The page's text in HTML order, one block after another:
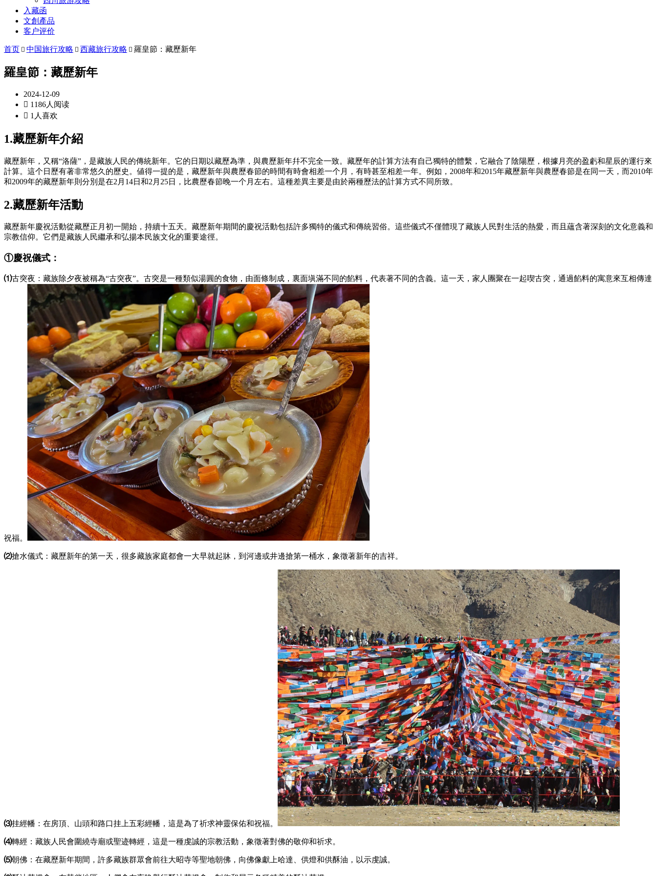
入藏函
文創產品
客户评价
首页  中国旅行攻略  西藏旅行攻略  羅皇節：藏歷新年
羅皇節：藏歷新年
2024-12-09
 1186人阅读
 1人喜欢
1.藏歷新年介紹
藏歷新年，又稱“洛薩”，是藏族人民的傳統新年。它的日期以藏歷為準，與農歷新年幷不完全一致。藏歷年的計算方法有自己獨特的體繫，它融合了陰陽歷，根據月亮的盈虧和星辰的運行來
計算。這个日歷有著非常悠久的歷史。値得一提的是，藏歷新年與農歷春節的時間有時會相差一个月，有時甚至相差一年。例如，2008年和2015年藏歷新年與農歷春節是在同一天，而2010年
和2009年的藏歷新年則分別是在2月14日和2月25日，比農歷春節晚一个月左右。這種差異主要是由於兩種歷法的計算方式不同所致。
2.藏歷新年活動
藏歷新年慶祝活動從藏歷正月初一開始，持續十五天。藏歷新年期間的慶祝活動包括許多獨特的儀式和傳統習俗。這些儀式不僅體現了藏族人民對生活的熱愛，而且蘊含著深刻的文化意義和
宗教信仰。它們是藏族人民繼承和弘揚本民族文化的重要途徑。
①慶祝儀式：
⑴古突夜：藏族除夕夜被稱為“古突夜”。古突是一種類似湯圓的食物，由面條制成，裏面塡滿不同的餡料，代表著不同的含義。這一天，家人團聚在一起喫古突，通過餡料的寓意來互相傳達
祝福。
⑵搶水儀式：藏歷新年的第一天，很多藏族家庭都會一大早就起牀，到河邊或井邊搶第一桶水，象徵著新年的吉祥。
⑶挂經幡：在房頂、山頭和路口挂上五彩經幡，這是為了祈求神靈保佑和祝福。
⑷轉經：藏族人民會圍繞寺廟或聖迹轉經，這是一種虔誠的宗教活動，象徵著對佛的敬仰和祈求。
⑸朝佛：在藏歷新年期間，許多藏族群眾會前往大昭寺等聖地朝佛，向佛像獻上哈達、供燈和供酥油，以示虔誠。